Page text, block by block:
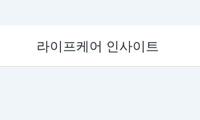
라이프케어 인사이트